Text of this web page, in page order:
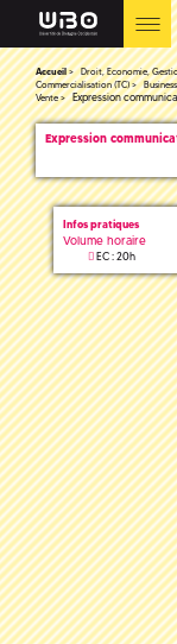
Accueil Droit, Economie,
Commercialisation (TC)
Vente
Expression
Expression
Infos pratiques
Volume horaire
EC : 20h